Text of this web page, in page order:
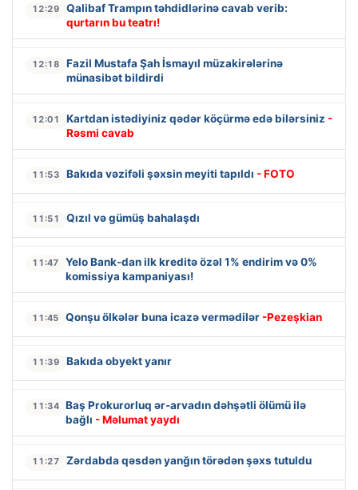
12:29
Qalibaf Trampın təhdidlərinə cavab verib:
qurtarın bu teatrı!
12:18
Fazil Mustafa Şah İsmayıl müzakirələrinə
münasibət bildirdi
12:01 Kartdan istədiyiniz qədər köçürmə edə bilərsiniz -
Rəsmi cavab
11:53 Bakıda vəzifəli şəxsin meyiti tapıldı - FOTO
11:51 Qızıl və gümüş bahalaşdı
11:47
Yelo Bank-dan ilk kreditə özəl 1% endirim və 0%
komissiya kampaniyası!
11:45 Qonşu ölkələr buna icazə vermədilər -Pezeşkian
11:39 Bakıda obyekt yanır
11:34 Baş Prokurorluq ər-arvadın dəhşətli ölümü ilə
bağlı - Məlumat yaydı
11:27 Zərdabda qəsdən yanğın törədən şəxs tutuldu